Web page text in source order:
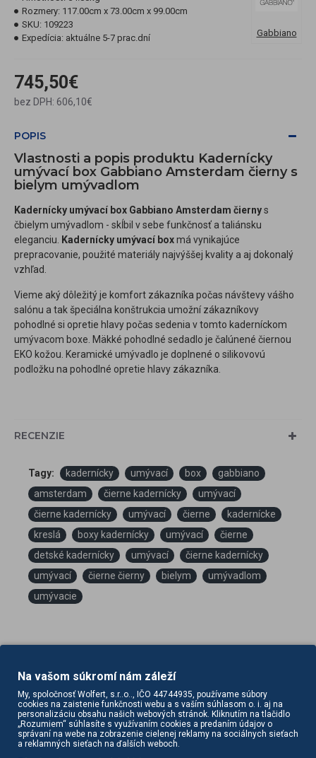
745,50€
bez DPH: 606,10€
Rozmery: 117.00cm x 73.00cm x 99.00cm
SKU: 109223
Expedícia: aktuálne 5-7 prac.dní Gabbiano
POPIS
Vlastnosti a popis produktu Kadernícky
umývací box Gabbiano Amsterdam čierny s
bielym umývadlom
Kadernícky umývací box Gabbiano Amsterdam čiernys
čbielym umývadlom - skĺbil v sebe funkčnosť a taliánsku
eleganciu.
Kadernícky umývací boxmá vynikajúce
prepracovanie, použité materiály najvýššej kvality a aj dokonalý
vzhľad.
Vieme aký dôležitý je komfort zákazníka počas návštevy vášho
salónu a tak špeciálna konštrukcia umožní zákazníkovy
pohodlné si opretie hlavy počas sedenia v tomto kaderníckom
umývacom boxe. Mäkké pohodlné sedadlo je čalúnené čiernou
EKO kožou. Keramické umývadlo je doplnené o silikovovú
podložku na pohodlné opretie hlavy zákazníka.
RECENZIE
Tagy: kadernícky umývací box
gabbiano
amsterdam
čierne kadernícky
umývací
čierne kadernícky
umývací čierne
kadernícke
kreslá
boxy kadernícky umývací
čierne
detské kadernícky
umývací
čierne kadernícky
umývací
čierne čierny bielym
umývadlom
umývacie
PODOBNÉ PRODUKTY SÚVISIACE PRODUKTY
Na vašom súkromí nám záleží
My, spoločnosť Wolfert, s.r..o.., IČO 44744935, používame súbory
cookies na zaistenie funkčnosti webu a s vaším súhlasom o. i. aj na
personalizáciu obsahu našich webových stránok. Kliknutím na tlačidlo
„Rozumiem“ súhlasíte s využívaním cookies a predaním údajov o
správaní na webe na zobrazenie cielenej reklamy na sociálnych sieťach
a reklamných sieťach na ďalších weboch.